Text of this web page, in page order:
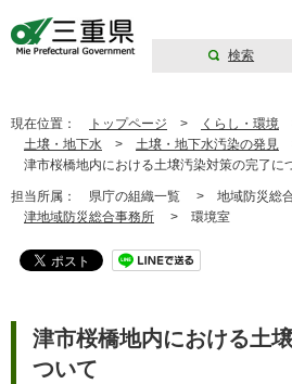
検索
現在位置： トップページ > くらし・環境
土壌・地下水 > 土壌・地下水汚染の発見
津市桜橋地内における土壌汚染対策の完了に
担当所属： 県庁の組織一覧 > 地域防災総
津地域防災総合事務所 > 環境室
津市桜橋地内における土
ついて